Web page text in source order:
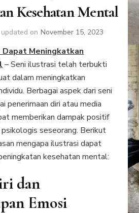
Kesehatan Mental
updated on November 15, 2023
Meningkatkan
– Seni ilustrasi telah terbukti
dalam meningkatkan
Berbagai aspek dari seni
penerimaan diri atau media
memberikan dampak positif
seseorang. Berikut
mengapa ilustrasi dapat
kesehatan mental:
dan
Emosi